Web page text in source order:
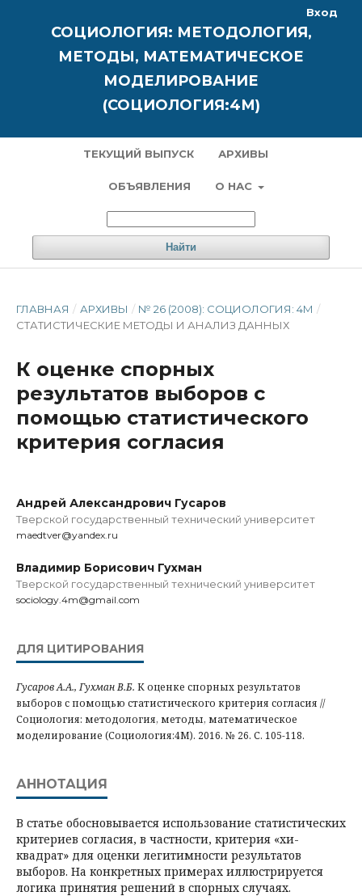
СОЦИОЛОГИЯ: МЕТОДОЛОГИЯ,
МЕТОДЫ, МАТЕМАТИЧЕСКОЕ
МОДЕЛИРОВАНИЕ
(СОЦИОЛОГИЯ:4М)
ТЕКУЩИЙ ВЫПУСК АРХИВЫ
ОБЪЯВЛЕНИЯ О НАС
Найти
Вход
ГЛАВНАЯ / АРХИВЫ / № 26 (2008): СОЦИОЛОГИЯ: 4М /
СТАТИСТИЧЕСКИЕ МЕТОДЫ И АНАЛИЗ ДАННЫХ
К оценке спорных
результатов выборов с
помощью статистического
критерия согласия
Андрей Александрович Гусаров
Тверской государственный технический университет
maedtver@yandex.ru
Владимир Борисович Гухман
Тверской государственный технический университет
sociology.4m@gmail.com
ДЛЯ ЦИТИРОВАНИЯ
Гусаров А.А., Гухман В.Б. К оценке спорных результатов
выборов с помощью статистического критерия согласия //
Социология: методология, методы, математическое
моделирование (Социология:4М). 2016. № 26. С. 105-118.
АННОТАЦИЯ
В статье обосновывается использование статистических
критериев согласия, в частности, критерия «хи-
квадрат» для оценки легитимности результатов
выборов. На конкретных примерах иллюстрируется
логика принятия решений в спорных случаях.